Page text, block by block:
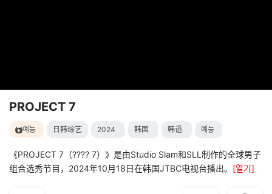
PROJECT 7
예능 日韩综艺 2024 韩国 韩语 예능
《PROJECT 7（???? 7）》是由Studio Slam和SLL制作的全球男子
组合选秀节目，2024年10月18日在韩国JTBC电视台播出。 [열기]